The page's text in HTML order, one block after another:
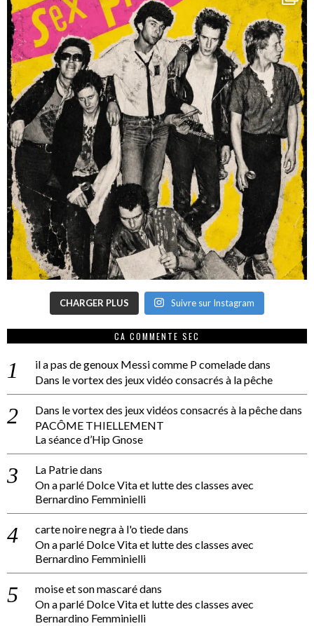
CHARGER PLUS Suivre sur Instagram
CA COMMENTE SEC
il a pas de genoux Messi comme P comeladedans
Dans le vortex des jeux vidéo consacrés à la pêche
Dans le vortex des jeux vidéos consacrés à la pêchedans
PACÔME THIELLEMENT
La séance d’Hip Gnose
La Patriedans
On a parlé Dolce Vita et lutte des classes avec
Bernardino Femminielli
carte noire negra à l'o tiededans
On a parlé Dolce Vita et lutte des classes avec
Bernardino Femminielli
moise et son mascarédans
On a parlé Dolce Vita et lutte des classes avec
Bernardino Femminielli